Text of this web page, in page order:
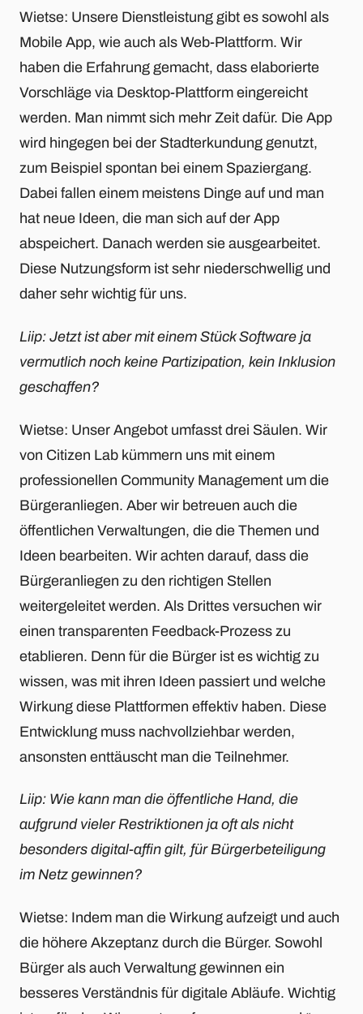
Wietse: Unsere Dienstleistung gibt es sowohl als
Mobile App, wie auch als Web-Plattform. Wir
haben die Erfahrung gemacht, dass elaborierte
Vorschläge via Desktop-Plattform eingereicht
werden. Man nimmt sich mehr Zeit dafür. Die App
wird hingegen bei der Stadterkundung genutzt,
zum Beispiel spontan bei einem Spaziergang.
Dabei fallen einem meistens Dinge auf und man
hat neue Ideen, die man sich auf der App
abspeichert. Danach werden sie ausgearbeitet.
Diese Nutzungsform ist sehr niederschwellig und
daher sehr wichtig für uns.
Liip: Jetzt ist aber mit einem Stück Software ja
vermutlich noch keine Partizipation, kein Inklusion
geschaffen?
Wietse: Unser Angebot umfasst drei Säulen. Wir
von Citizen Lab kümmern uns mit einem
professionellen Community Management um die
Bürgeranliegen. Aber wir betreuen auch die
öffentlichen Verwaltungen, die die Themen und
Ideen bearbeiten. Wir achten darauf, dass die
Bürgeranliegen zu den richtigen Stellen
weitergeleitet werden. Als Drittes versuchen wir
einen transparenten Feedback-Prozess zu
etablieren. Denn für die Bürger ist es wichtig zu
wissen, was mit ihren Ideen passiert und welche
Wirkung diese Plattformen effektiv haben. Diese
Entwicklung muss nachvollziehbar werden,
ansonsten enttäuscht man die Teilnehmer.
Liip: Wie kann man die öffentliche Hand, die
aufgrund vieler Restriktionen ja oft als nicht
besonders digital-affin gilt, für Bürgerbeteiligung
im Netz gewinnen?
Wietse: Indem man die Wirkung aufzeigt und auch
die höhere Akzeptanz durch die Bürger. Sowohl
Bürger als auch Verwaltung gewinnen ein
besseres Verständnis für digitale Abläufe. Wichtig